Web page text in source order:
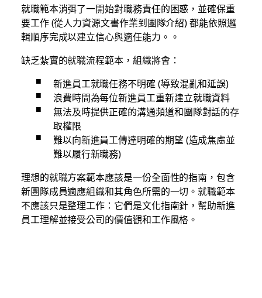
就職範本消弭了一開始對職務責任的困惑，並確保重
要工作 (從人力資源文書作業到團隊介紹) 都能依照邏
輯順序完成以建立信心與適任能力。。
缺乏紮實的就職流程範本，組織將會：
新進員工就職任務不明確 (導致混亂和延誤)
浪費時間為每位新進員工重新建立就職資料
無法及時提供正確的溝通頻道和團隊對話的存
取權限
難以向新進員工傳達明確的期望 (造成焦慮並
難以履行新職務)
理想的就職方案範本應該是一份全面性的指南，包含
新團隊成員適應組織和其角色所需的一切。就職範本
不應該只是整理工作：它們是文化指南針，幫助新進
員工理解並接受公司的價值觀和工作風格。